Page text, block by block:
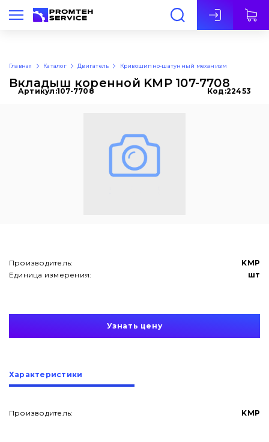
Рус
Главная Каталог Двигатель Кривошипно-шатунный механизм
Вкладыш коренной KMP 107-7708
Артикул:107-7708 Код:22453
Производитель:
KMP
Единица измерения:
шт
Узнать цену
Характеристики
Производитель: KMP